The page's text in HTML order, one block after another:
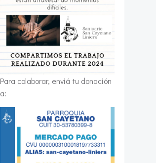
Para colaborar, enviá tu donación
a: